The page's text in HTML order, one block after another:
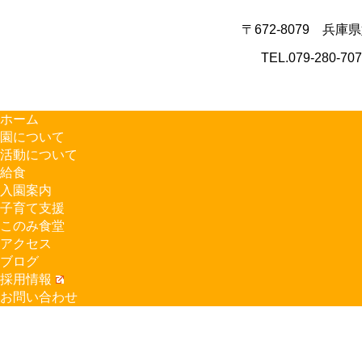
〒672-8079 兵庫県
TEL.079-280-
ホーム
園について
活動について
給食
入園案内
子育て支援
このみ食堂
アクセス
ブログ
採用情報
お問い合わせ